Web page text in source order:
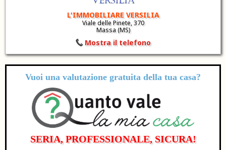
L'IMMOBILIARE VERSILIA
Viale delle Pinete, 370
Massa (MS)
Mostra il telefono
Vuoi una valutazione gratuita della tua casa?
SERIA, PROFESSIONALE, SICURA!